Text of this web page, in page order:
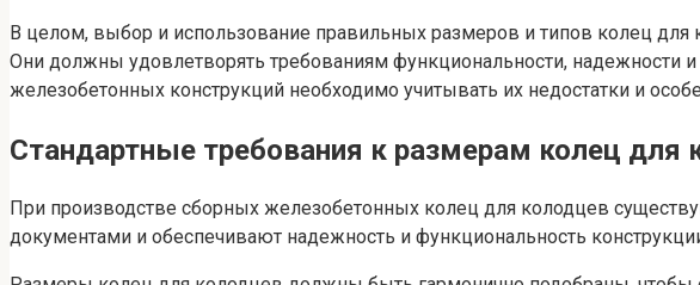
В целом, выбор и использование правильных размеров и типов колец
Они должны удовлетворять требованиям функциональности, надежности
железобетонных конструкций необходимо учитывать их недостатки и
Стандартные требования к размерам колец для
При производстве сборных железобетонных колец для колодцев
документами и обеспечивают надежность и функциональность